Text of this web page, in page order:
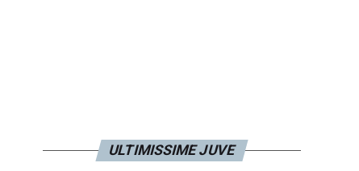
ULTIMISSIME JUVE